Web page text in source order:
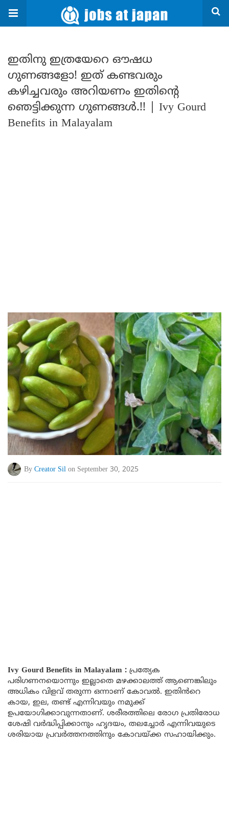
ഇതിനു ഇത്രയേറെ ഔഷധ
ഗുണങ്ങളോ! ഇത് കണ്ടവരും
കഴിച്ചവരും അറിയണം ഇതിന്റെ
ഞെട്ടിക്കുന്ന ഗുണങ്ങൾ.!! | Ivy Gourd
Benefits in Malayalam
By Creator Sil on September 30, 2025
Ivy Gourd Benefits in Malayalam : പ്രത്യേക
പരിഗണനയൊന്നും ഇല്ലാതെ മഴക്കാലത്ത് ആണെങ്കിലും
അധികം വിളവ് തരുന്ന ഒന്നാണ് കോവൽ. ഇതിൻറെ
കായ, ഇല, തണ്ട് എന്നിവയും നമുക്ക്
ഉപയോഗിക്കാവുന്നതാണ്. ശരീരത്തിലെ രോഗ പ്രതിരോധ
ശേഷി വർദ്ധിപ്പിക്കാനും ഹൃദയം, തലച്ചോർ എന്നിവയുടെ
ശരിയായ പ്രവർത്തനത്തിനും കോവയ്ക്ക സഹായിക്കും.